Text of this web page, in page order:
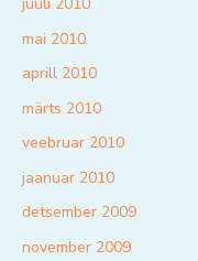
juuli 2010
mai 2010
aprill 2010
märts 2010
veebruar 2010
jaanuar 2010
detsember 2009
november 2009